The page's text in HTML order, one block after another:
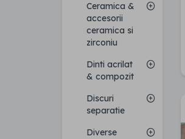
Ceramica &
accesorii
ceramica si
zirconiu
Dinti acrilat
& compozit
Discuri
separatie
Diverse